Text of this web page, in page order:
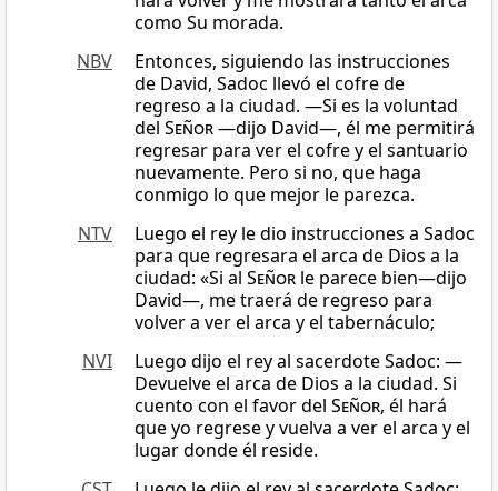
como Su morada.
NBV
Entonces, siguiendo las instrucciones
de David, Sadoc llevó el cofre de
regreso a la ciudad. ―Si es la voluntad
del Señor—dijo David—, él me permitirá
regresar para ver el cofre y el santuario
nuevamente. Pero si no, que haga
conmigo lo que mejor le parezca.
NTV
Luego el rey le dio instrucciones a Sadoc
para que regresara el arca de Dios a la
ciudad: «Si al Señor le parece bien—dijo
David—, me traerá de regreso para
volver a ver el arca y el tabernáculo;
NVI
Luego dijo el rey al sacerdote Sadoc: —
Devuelve el arca de Dios a la ciudad. Si
cuento con el favor del Señor, él hará
que yo regrese y vuelva a ver el arca y el
lugar donde él reside.